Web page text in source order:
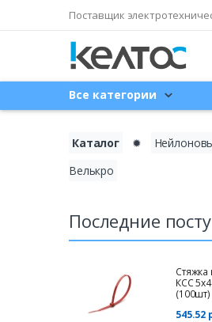
Поставщик
Все категории
Каталог ✹
Велькро
Последние
КСС
545.52